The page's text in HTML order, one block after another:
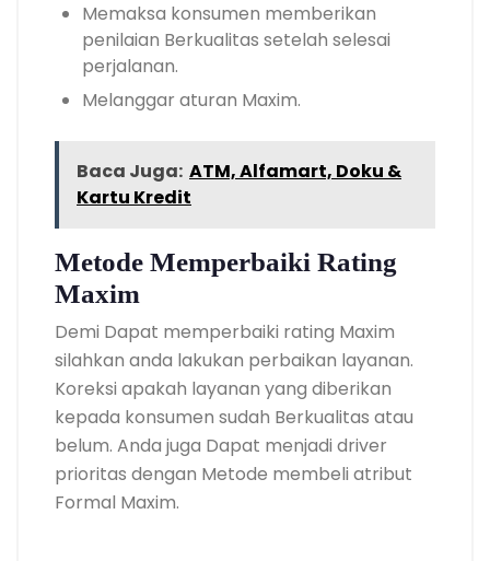
Memaksa konsumen memberikan
penilaian Berkualitas setelah selesai
perjalanan.
Melanggar aturan Maxim.
Baca Juga: ATM, Alfamart, Doku &
Kartu Kredit
Metode Memperbaiki Rating
Maxim
Demi Dapat memperbaiki rating Maxim
silahkan anda lakukan perbaikan layanan.
Koreksi apakah layanan yang diberikan
kepada konsumen sudah Berkualitas atau
belum. Anda juga Dapat menjadi driver
prioritas dengan Metode membeli atribut
Formal Maxim.